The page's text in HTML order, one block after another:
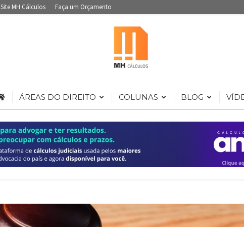
Site MH Cálculos Faça um Orçamento
ÁREAS DO DIREITO COLUNAS BLOG